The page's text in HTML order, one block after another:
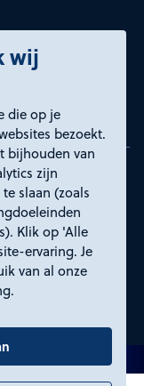
wij
die op je
bezoekt.
bijhouden van
zijn
slaan (zoals
Klik op 'Alle
ervaring. Je
van al onze